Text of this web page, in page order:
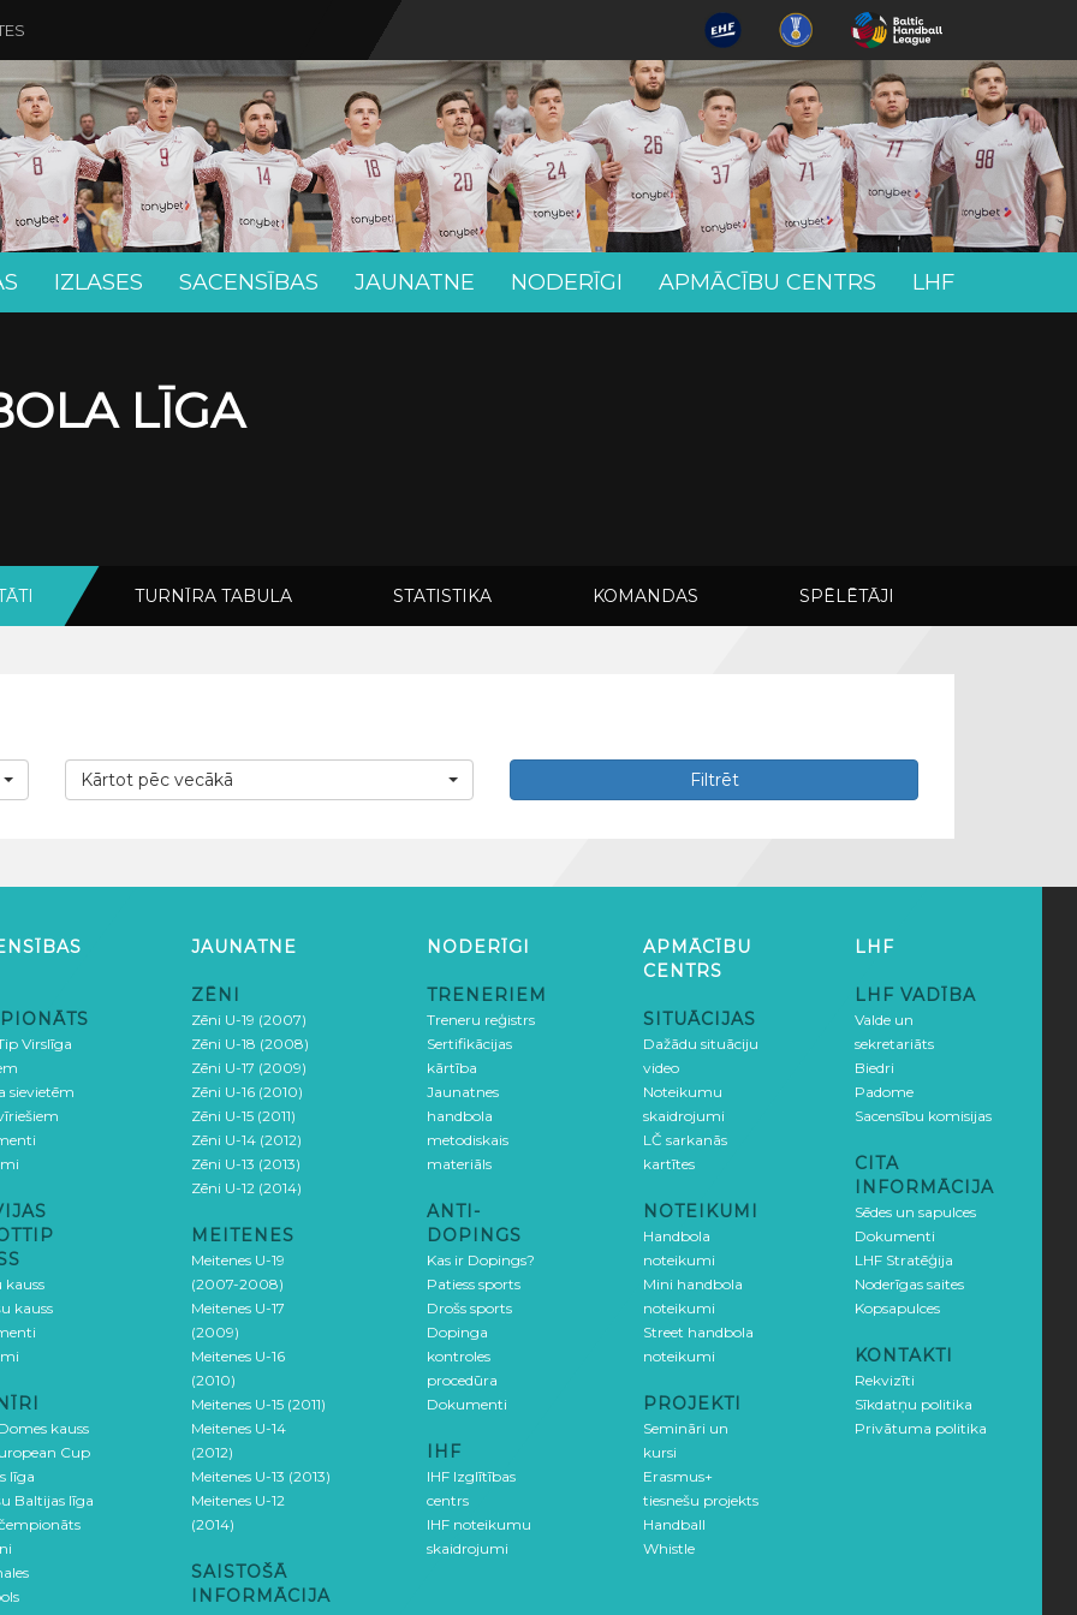
IZLASES SACENSĪBAS JAUNATNE NODERĪGI APMĀCĪBU CENTRS LHF
LĪGA
TURNĪRA TABULA STATISTIKA KOMANDAS SPĒLĒTĀJI
Kārtot pēc vecākā Filtrēt
Virslīga
sievietēm
kauss
kauss
kauss
Cup
līga
Baltijas līga
JAUNATNE
ZĒNI
Zēni U-19 (2007)
Zēni U-18 (2008)
Zēni U-17 (2009)
Zēni U-16 (2010)
Zēni U-15 (2011)
Zēni U-14 (2012)
Zēni U-13 (2013)
Zēni U-12 (2014)
MEITENES
Meitenes U-19
(2007-2008)
Meitenes U-17
(2009)
Meitenes U-16
(2010)
Meitenes U-15 (2011)
Meitenes U-14
(2012)
Meitenes U-13 (2013)
Meitenes U-12
(2014)
SAISTOŠĀ
INFORMĀCIJA
NODERĪGI
TRENERIEM
Treneru reģistrs
Sertifikācijas
kārtība
Jaunatnes
handbola
metodiskais
materiāls
ANTI-
DOPINGS
Kas ir Dopings?
Patiess sports
Drošs sports
Dopinga
kontroles
procedūra
Dokumenti
IHF
IHF Izglītības
centrs
IHF noteikumu
skaidrojumi
APMĀCĪBU
CENTRS
SITUĀCIJAS
Dažādu situāciju
video
Noteikumu
skaidrojumi
LČ sarkanās
kartītes
NOTEIKUMI
Handbola
noteikumi
Mini handbola
noteikumi
Street handbola
noteikumi
PROJEKTI
Semināri un
kursi
Erasmus+
tiesnešu projekts
Handball
Whistle
LHF
LHF VADĪBA
Valde un
sekretariāts
Biedri
Padome
Sacensību komisijas
CITA
INFORMĀCIJA
Sēdes un sapulces
Dokumenti
LHF Stratēģija
Noderīgas saites
Kopsapulces
KONTAKTI
Rekvizīti
Sīkdatņu politika
Privātuma politika